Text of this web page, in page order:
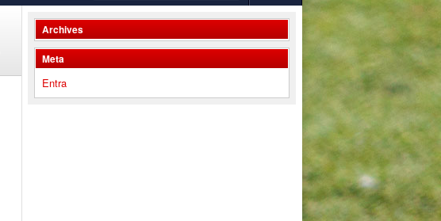
Archives
Meta
Entra